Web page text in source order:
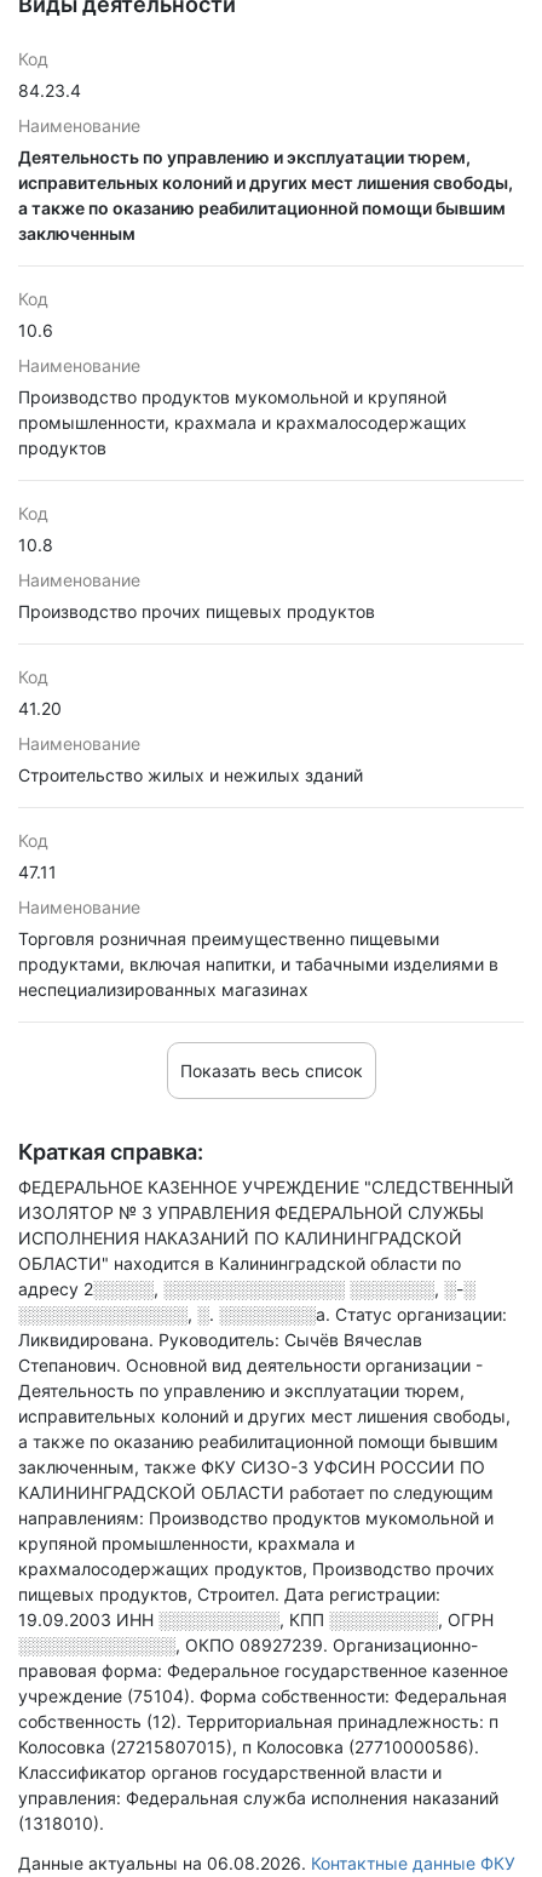
Код
84.23.4
Наименование
Деятельность по управлению и эксплуатации тюрем,
исправительных колоний и других мест лишения свободы,
а также по оказанию реабилитационной помощи бывшим
заключенным
Код
10.6
Наименование
Производство продуктов мукомольной и крупяной
промышленности, крахмала и крахмалосодержащих
продуктов
Код
10.8
Наименование
Производство прочих пищевых продуктов
Код
41.20
Наименование
Строительство жилых и нежилых зданий
Код
47.11
Наименование
Торговля розничная преимущественно пищевыми
продуктами, включая напитки, и табачными изделиями в
неспециализированных магазинах
Показать весь список
Краткая справка:
ФЕДЕРАЛЬНОЕ КАЗЕННОЕ УЧРЕЖДЕНИЕ "СЛЕДСТВЕННЫЙ
ИЗОЛЯТОР № 3 УПРАВЛЕНИЯ ФЕДЕРАЛЬНОЙ СЛУЖБЫ
ИСПОЛНЕНИЯ НАКАЗАНИЙ ПО КАЛИНИНГРАДСКОЙ
ОБЛАСТИ" находится в Калининградской области по
адресу 2░░░░░, ░░░░░░░░░░░░░░░ ░░░░░░░, ░-░
░░░░░░░░░░░░░░, ░. ░░░░░░░░а. Статус организации:
Ликвидирована. Руководитель: Сычёв Вячеслав
Степанович. Основной вид деятельности организации -
Деятельность по управлению и эксплуатации тюрем,
исправительных колоний и других мест лишения свободы,
а также по оказанию реабилитационной помощи бывшим
заключенным, также ФКУ СИЗО-3 УФСИН РОССИИ ПО
КАЛИНИНГРАДСКОЙ ОБЛАСТИ работает по следующим
направлениям: Производство продуктов мукомольной и
крупяной промышленности, крахмала и
крахмалосодержащих продуктов, Производство прочих
пищевых продуктов, Строител. Дата регистрации:
19.09.2003 ИНН ░░░░░░░░░░, КПП ░░░░░░░░░, ОГРН
░░░░░░░░░░░░░, ОКПО 08927239. Организационно-
правовая форма: Федеральное государственное казенное
учреждение (75104). Форма собственности: Федеральная
собственность (12). Территориальная принадлежность: п
Колосовка (27215807015), п Колосовка (27710000586).
Классификатор органов государственной власти и
управления: Федеральная служба исполнения наказаний
(1318010).
Данные актуальны на 06.08.2026. Контактные данные ФКУ